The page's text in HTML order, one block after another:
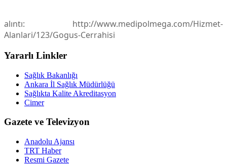
alıntı: http://www.medipolmega.com/Hizmet-
Alanlari/123/Gogus-Cerrahisi
Yararlı Linkler
Sağlık Bakanlığı
Ankara İl Sağlık Müdürlüğü
Sağlıkta Kalite Akreditasyon
Cimer
Gazete ve Televizyon
Anadolu Ajansı
TRT Haber
Resmi Gazete